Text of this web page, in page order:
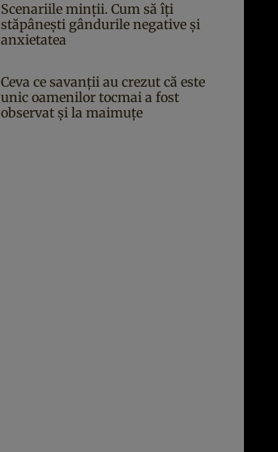
Scenariile minții. Cum să îți
stăpânești gândurile negative și
anxietatea
Ceva ce savanții au crezut că este
unic oamenilor tocmai a fost
observat și la maimuțe